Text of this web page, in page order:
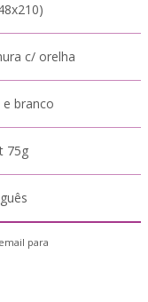
c/ orelha
branco
75g
para